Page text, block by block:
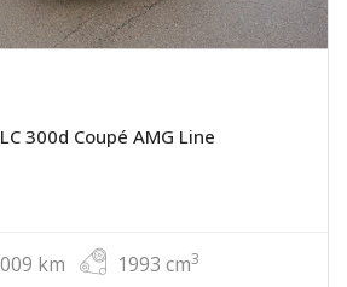
300d Coupé AMG Line
km 1993 cm3